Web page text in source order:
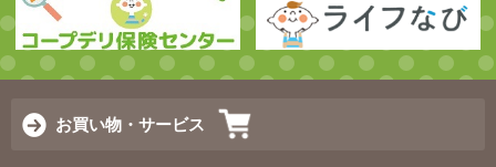
お買い物・サービス